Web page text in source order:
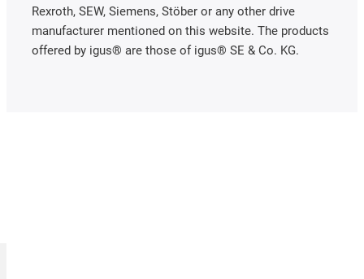
Rexroth, SEW, Siemens, Stöber or any other drive
manufacturer mentioned on this website. The products
offered by igus® are those of igus® SE & Co. KG.